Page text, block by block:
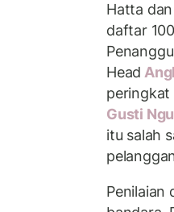
Hatta
daftar 100
Head
peringkat
Gusti
itu salah
Penilaian